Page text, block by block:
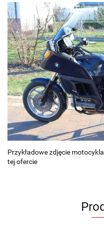
Przykładowe zdjęcie
tej ofercie